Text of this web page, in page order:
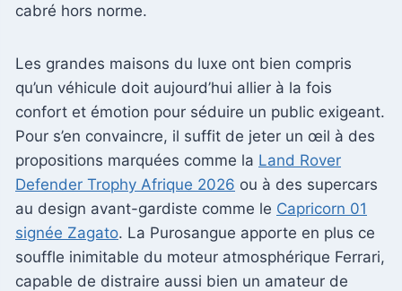
cabré hors norme.
Les grandes maisons du luxe ont bien compris
qu’un véhicule doit aujourd’hui allier à la fois
confort et émotion pour séduire un public exigeant.
Pour s’en convaincre, il suffit de jeter un œil à des
propositions marquées comme la Land Rover
Defender Trophy Afrique 2026 ou à des supercars
au design avant-gardiste comme le Capricorn 01
signée Zagato. La Purosangue apporte en plus ce
souffle inimitable du moteur atmosphérique Ferrari,
capable de distraire aussi bien un amateur de